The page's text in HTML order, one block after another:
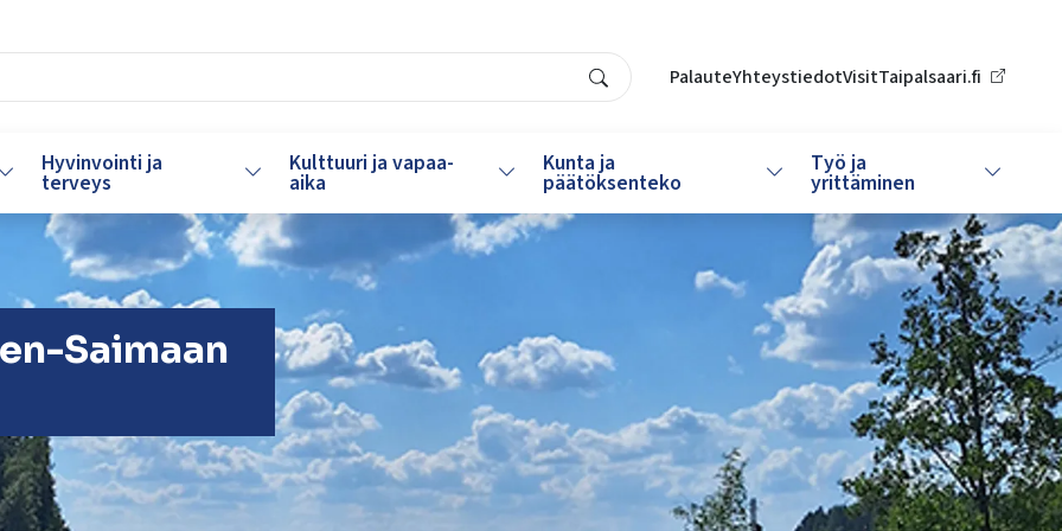
PalauteYhteystiedotVisitTaipalsaari.fi
Search
alasvetovalikkoa
Hyvinvointi ja
terveys Vaihda alasvetovalikkoa
Kulttuuri ja vapaa-
aika Vaihda alasvetovalikkoa
Kunta ja
päätöksenteko Vaihda alasvetovalikkoa
Työ ja
yrittäminen Vaihda
Saimaan